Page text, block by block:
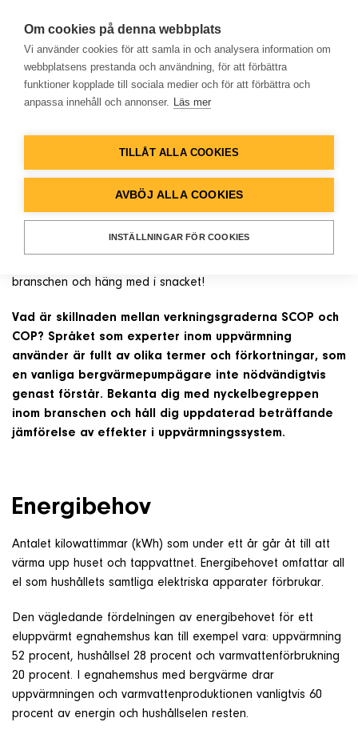
Hem
Lösningar
Databank
Om företaget
Kontakt & Support
Telefon
+46 8 515 109 70
NYHETER
SCOP eller COP? Få koll på
nyckeltermerna inom
jämförelse av effekt!
Vad är skillnaden mellan verkningsgraderna SCOP och COP?
Experter inom uppvärmning använder en uppsjö av termer
branschen och häng med i snacket!
Vad är skillnaden mellan verkningsgraderna SCOP och
COP? Språket som experter inom uppvärmning
använder är fullt av olika termer och förkortningar, som
en vanliga bergvärmepumpägare inte nödvändigtvis
genast förstår. Bekanta dig med nyckelbegreppen
inom branschen och håll dig uppdaterad beträffande
jämförelse av effekter i uppvärmningssystem.
Energibehov
Antalet kilowattimmar (kWh) som under ett år går åt till att
värma upp huset och tappvattnet. Energibehovet omfattar all
el som hushållets samtliga elektriska apparater förbrukar.
Den vägledande fördelningen av energibehovet för ett
eluppvärmt egnahemshus kan till exempel vara: uppvärmning
52 procent, hushållsel 28 procent och varmvattenförbrukning
20 procent. I egnahemshus med bergvärme drar
uppvärmningen och varmvattenproduktionen vanligtvis 60
procent av energin och hushållselen resten.
Om cookies på denna webbplats
Vi använder cookies för att samla in och analysera information om
webbplatsens prestanda och användning, för att förbättra
funktioner kopplade till sociala medier och för att förbättra och
anpassa innehåll och annonser. Läs mer
TILLÅT ALLA COOKIES
AVBÖJ ALLA COOKIES
INSTÄLLNINGAR FÖR COOKIES